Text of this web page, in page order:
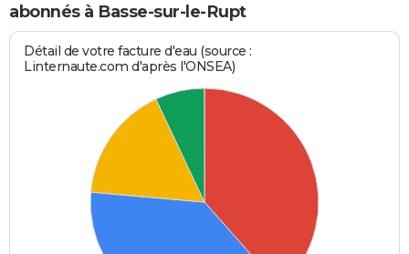
abonnés à Basse-sur-le-Rupt
Détail de votre facture d'eau (source :
Linternaute.com d'après l'ONSEA)